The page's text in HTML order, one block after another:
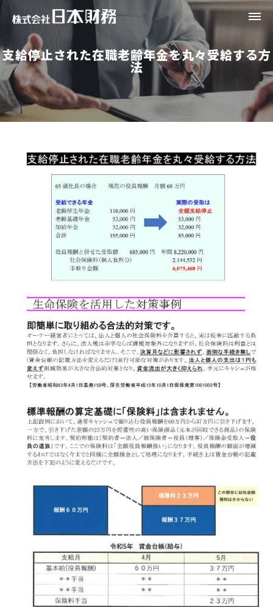
財務対策のコンサルティング
相続事業承継対策のコンサルティング
お問い合わせ
オンライン財務対策
支給停止された在職老齢年金を丸々受給する方
法